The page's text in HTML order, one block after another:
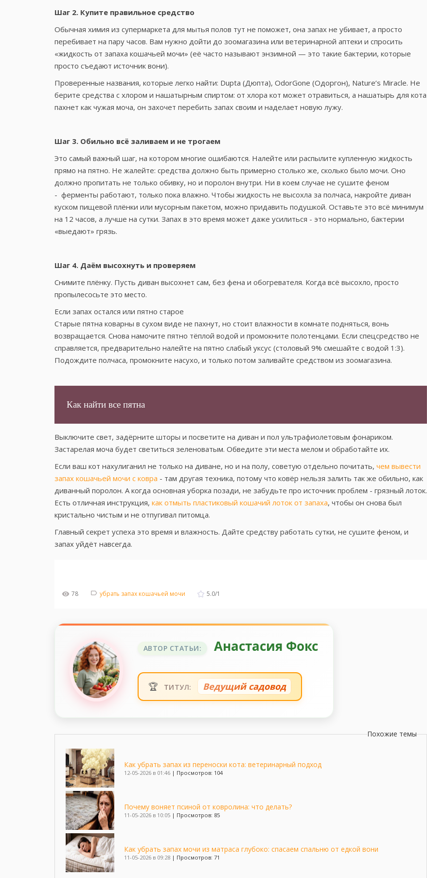
Шаг 2. Купите правильное средство
Обычная химия из супермаркета для мытья полов тут не поможет, она запах не убивает, а просто
перебивает на пару часов. Вам нужно дойти до зоомагазина или ветеринарной аптеки и спросить
«жидкость от запаха кошачьей мочи» (её часто называют энзимной — это такие бактерии, которые
просто съедают источник вони).
Проверенные названия, которые легко найти: Dupta (Дюпта), OdorGone (Одоргон), Nature’s Miracle. Не
берите средства с хлором и нашатырным спиртом: от хлора кот может отравиться, а нашатырь для кота
пахнет как чужая моча, он захочет перебить запах своим и наделает новую лужу.
Шаг 3. Обильно всё заливаем и не трогаем
Это самый важный шаг, на котором многие ошибаются. Налейте или распылите купленную жидкость
прямо на пятно. Не жалейте: средства должно быть примерно столько же, сколько было мочи. Оно
должно пропитать не только обивку, но и поролон внутри. Ни в коем случае не сушите феном
- ферменты работают, только пока влажно. Чтобы жидкость не высохла за полчаса, накройте диван
куском пищевой плёнки или мусорным пакетом, можно придавить подушкой. Оставьте это всё минимум
на 12 часов, а лучше на сутки. Запах в это время может даже усилиться - это нормально, бактерии
«выедают» грязь.
Шаг 4. Даём высохнуть и проверяем
Снимите плёнку. Пусть диван высохнет сам, без фена и обогревателя. Когда всё высохло, просто
пропылесосьте это место.
Если запах остался или пятно старое
Старые пятна коварны в сухом виде не пахнут, но стоит влажности в комнате подняться, вонь
возвращается. Снова намочите пятно тёплой водой и промокните полотенцами. Если спецсредство не
справляется, предварительно налейте на пятно слабый уксус (столовый 9% смешайте с водой 1:3).
Подождите полчаса, промокните насухо, и только потом заливайте средством из зоомагазина.
Как найти все пятна
Выключите свет, задёрните шторы и посветите на диван и пол ультрафиолетовым фонариком.
Застарелая моча будет светиться зеленоватым. Обведите эти места мелом и обработайте их.
Если ваш кот нахулиганил не только на диване, но и на полу, советую отдельно почитать, чем вывести
запах кошачьей мочи с ковра - там другая техника, потому что ковёр нельзя залить так же обильно, как
диванный поролон. А когда основная уборка позади, не забудьте про источник проблем - грязный лоток.
Есть отличная инструкция, как отмыть пластиковый кошачий лоток от запаха, чтобы он снова был
кристально чистым и не отпугивал питомца.
Главный секрет успеха это время и влажность. Дайте средству работать сутки, не сушите феном, и
запах уйдёт навсегда.
78 убрать запах кошачьей мочи 5.0/1
АВТОР СТАТЬИ: Анастасия Фокс
🏆 ТИТУЛ: Ведущий садовод
Похожие темы
Как убрать запах из переноски кота: ветеринарный подход
12-05-2026 в 01:46| Просмотров: 104
Почему воняет псиной от ковролина: что делать?
11-05-2026 в 10:05| Просмотров: 85
Как убрать запах мочи из матраса глубоко: спасаем спальню от едкой вони
11-05-2026 в 09:28| Просмотров: 71